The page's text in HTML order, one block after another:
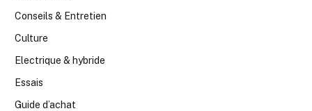
Conseils & Entretien
Culture
Electrique & hybride
Essais
Guide d’achat